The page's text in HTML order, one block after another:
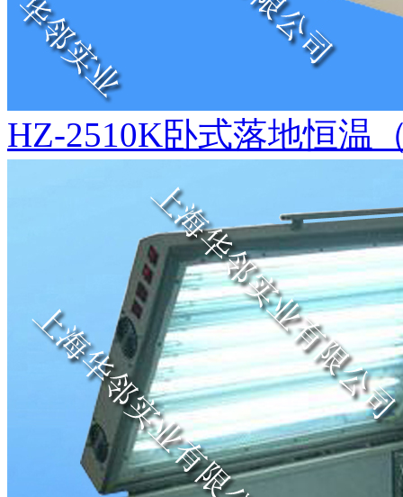
HZ-2510K卧式落地恒温